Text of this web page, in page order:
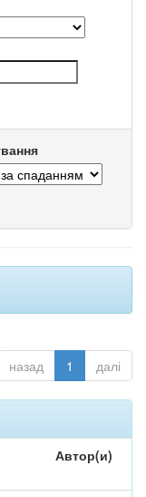
назад 1 далі
Автор(и)